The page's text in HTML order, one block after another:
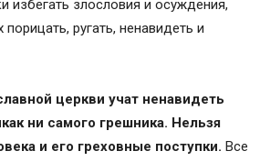
избегать злословия и осуждения,
ругать, ненавидеть и
церкви учат ненавидеть
ни самого грешника. Нельзя
и его греховные поступки. Все